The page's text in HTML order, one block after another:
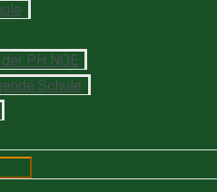
PH NOE
Schule